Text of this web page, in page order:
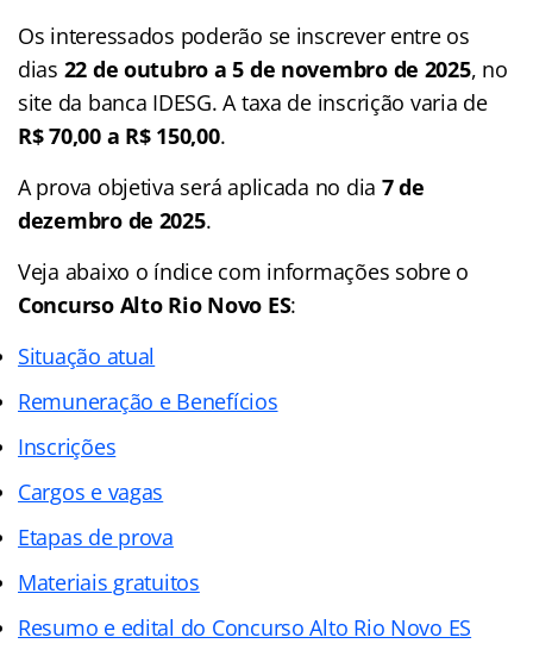
Os interessados poderão se inscrever entre os
dias 22 de outubro a 5 de novembro de 2025, no
site da banca IDESG. A taxa de inscrição varia de
R$ 70,00 a R$ 150,00.
A prova objetiva será aplicada no dia 7 de
dezembro de 2025.
Veja abaixo o índicecom informações sobre o
Concurso Alto Rio Novo ES:
Situação atual
Remuneração e Benefícios
Inscrições
Cargos e vagas
Etapas de prova
Materiais gratuitos
Resumo e edital do Concurso Alto Rio Novo ES